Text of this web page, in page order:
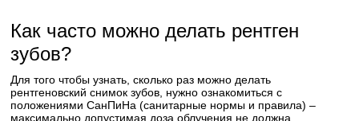
Как часто можно делать рентген
зубов?
Для того чтобы узнать, сколько раз можно делать
рентгеновский снимок зубов, нужно ознакомиться с
положениями СанПиНа (санитарные нормы и правила) –
максимально допустимая доза облучения не должна